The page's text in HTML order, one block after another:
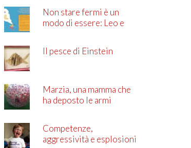
Non stare fermi è un
modo di essere: Leo e
Il pesce di Einstein
Marzia, una mamma che
ha deposto le armi
Competenze,
aggressività e esplosioni